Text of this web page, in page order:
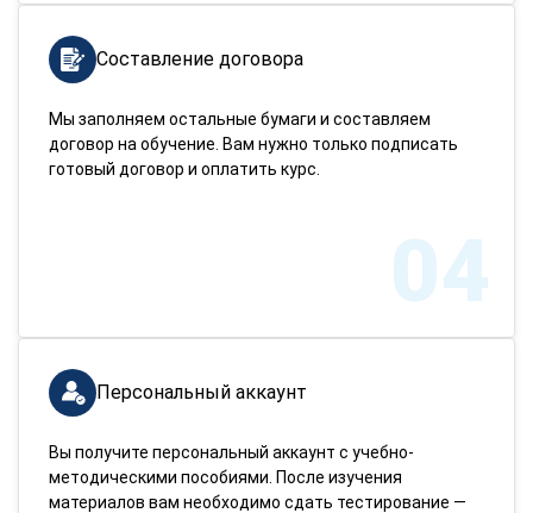
Составление договора
Мы заполняем остальные бумаги и составляем
договор на обучение. Вам нужно только подписать
готовый договор и оплатить курс.
04
Персональный аккаунт
Вы получите персональный аккаунт с учебно-
методическими пособиями. После изучения
материалов вам необходимо сдать тестирование —